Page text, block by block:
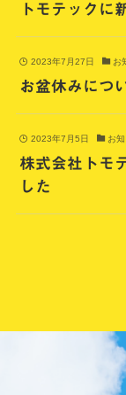
トモテックに
2023年7月27日 お
お盆休みにつ
2023年7月5日 お
株式会社トモ
した